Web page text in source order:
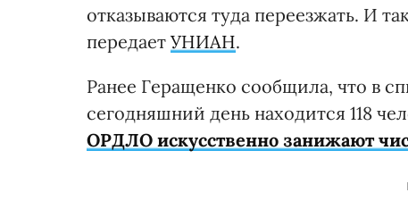
отказываются туда переезжать. И
передает УНИАН.
Ранее Геращенко сообщила, что в
сегодняшний день находится 118
ОРДЛО искусственно занижают